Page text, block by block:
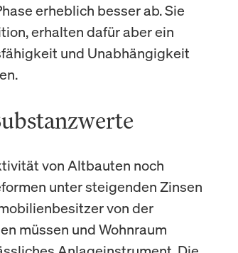
erheblich besser ab. Sie
erhalten dafür aber ein
und Unabhängigkeit
von Altbauten noch
unter steigenden Zinsen
von der
müssen und Wohnraum